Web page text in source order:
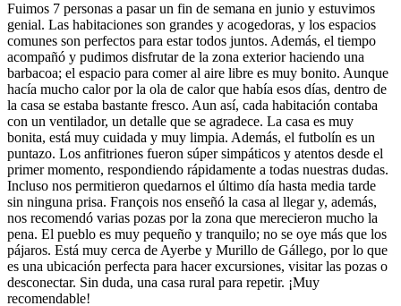
Fuimos 7 personas a pasar un fin de semana en junio y estuvimos
genial. Las habitaciones son grandes y acogedoras, y los espacios
comunes son perfectos para estar todos juntos. Además, el tiempo
acompañó y pudimos disfrutar de la zona exterior haciendo una
barbacoa; el espacio para comer al aire libre es muy bonito. Aunque
hacía mucho calor por la ola de calor que había esos días, dentro de
la casa se estaba bastante fresco. Aun así, cada habitación contaba
con un ventilador, un detalle que se agradece. La casa es muy
bonita, está muy cuidada y muy limpia. Además, el futbolín es un
puntazo. Los anfitriones fueron súper simpáticos y atentos desde el
primer momento, respondiendo rápidamente a todas nuestras dudas.
Incluso nos permitieron quedarnos el último día hasta media tarde
sin ninguna prisa. François nos enseñó la casa al llegar y, además,
nos recomendó varias pozas por la zona que merecieron mucho la
pena. El pueblo es muy pequeño y tranquilo; no se oye más que los
pájaros. Está muy cerca de Ayerbe y Murillo de Gállego, por lo que
es una ubicación perfecta para hacer excursiones, visitar las pozas o
desconectar. Sin duda, una casa rural para repetir. ¡Muy
recomendable!